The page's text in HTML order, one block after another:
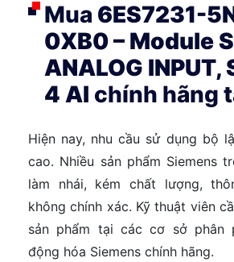
Mua 6ES7231-
0XB0 – Module
ANALOG INPUT,
4 AI chính hãng
Hiện nay, nhu cầu sử dụng bộ
cao. Nhiều sản phẩm Siemens
làm nhái, kém chất lượng,
không chính xác. Kỹ thuật viên
sản phẩm tại các cơ sở
động hóa Siemens chính hãng.